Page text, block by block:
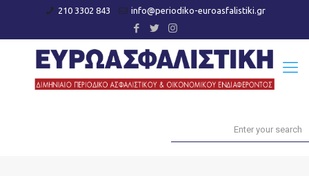
210 3302 843 info@periodiko-euroasfalistiki.gr